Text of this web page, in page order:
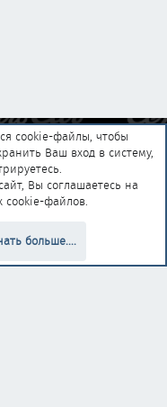
Главная
R
®
cookie-файлы, чтобы
Ваш вход в систему,
Вы соглашаетесь на
cookie-файлов.
больше....